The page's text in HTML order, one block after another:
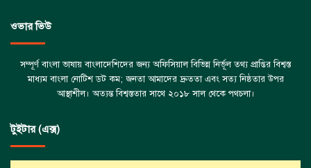
ওভার ভিউ
সম্পূর্ণ বাংলা ভাষায় বাংলাদেশিদের জন্য অফিসিয়াল বিভিন্ন নির্ভূল তথ্য প্রাপ্তির বিশ্বস্ত
মাধ্যম বাংলা নোটিশ ডট কম; জনতা আমাদের দ্রুততা এবং সত্য নিষ্ঠতার উপর
আস্থাশীল। অত্যন্ত বিশ্বস্ততার সাথে ২০১৮ সাল থেকে পথচলা।
টুইটার (এক্স)